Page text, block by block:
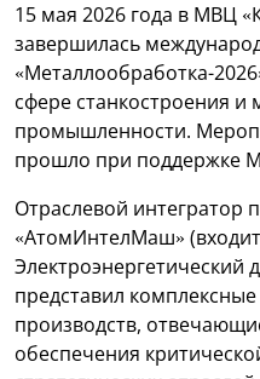
15 мая 2026 года в МВЦ
завершилась
«Металлообработка-
сфере станкостроения
промышленности.
прошло при поддержке
Отраслевой интегратор
«АтомИнтелМаш»
Электроэнергетический
представил
производств,
обеспечения